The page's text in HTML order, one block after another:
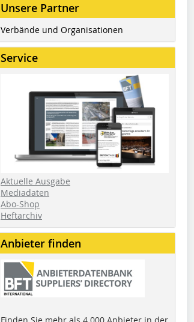
Unsere Partner
Verbände und Organisationen
Service
Aktuelle Ausgabe
Mediadaten
Abo-Shop
Heftarchiv
Anbieter finden